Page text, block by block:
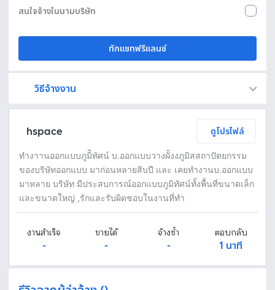
สนใจจ้างในนามบริษัท
ทักแชทฟรีแลนซ์
วิธีจ้างงาน
hspace ดูโปรไฟล์
ทำงาานออกแบบภูมิิทัศน์ บ.ออกแบบวางผัังงภูมิสสถาปัตยกรรม
ของบริษัทออกแบบ มาก่อนหลายสิบปี และ เคยทำงานบ.ออกแบบ
มาหลาย บริษัท มีประสบการณ์ออกแบบภูมิทัศน์ทั้งพื้นที่ขนาดเล็ก
และขนาดใหญ่ ,รักและรับผิดชอบในงานที่ทำ
งานสำเร็จ
-
ขายได้
-
จ้างซ้ำ
-
ตอบกลับ
1 นาที